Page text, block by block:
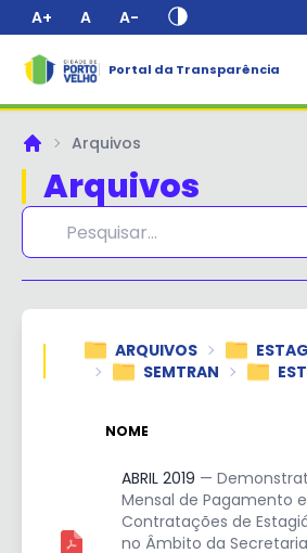
A+ A A-
Portal da Transparência
PrincipalArquivos
Arquivos
ARQUIVOS
SEMTRAN
NOME
ABRIL 2019 —
Mensal de Pagamento e
Contratações de
no Âmbito da Secretaria